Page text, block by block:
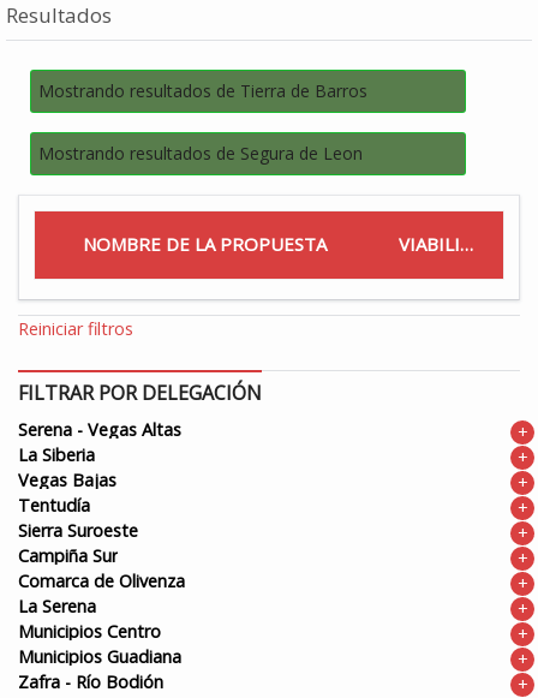
Resultados
Mostrando resultados de Tierra de Barros
Mostrando resultados de Segura de Leon
NOMBRE DE LA PROPUESTA VIABILIDAD
Reiniciar filtros
FILTRAR POR DELEGACIÓN